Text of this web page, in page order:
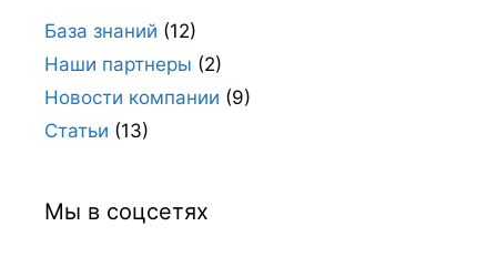
База знаний (12)
Наши партнеры (2)
Новости компании (9)
Статьи (13)
Мы в соцсетях